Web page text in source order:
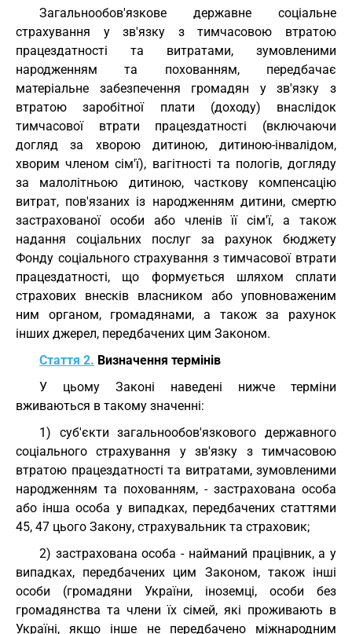
Загальнообов'язкове державне соціальне
страхування у зв'язку з тимчасовою втратою
працездатності та витратами, зумовленими
народженням та похованням, передбачає
матеріальне забезпечення громадян у зв'язку з
втратою заробітної плати (доходу) внаслідок
тимчасової втрати працездатності (включаючи
догляд за хворою дитиною, дитиною-інвалідом,
хворим членом сім'ї), вагітності та пологів, догляду
за малолітньою дитиною, часткову компенсацію
витрат, пов'язаних із народженням дитини, смертю
застрахованої особи або членів її сім'ї, а також
надання соціальних послуг за рахунок бюджету
Фонду соціального страхування з тимчасової втрати
працездатності, що формується шляхом сплати
страхових внесків власником або уповноваженим
ним органом, громадянами, а також за рахунок
інших джерел, передбачених цим Законом.
Стаття 2. Визначення термінів
У цьому Законі наведені нижче терміни
вживаються в такому значенні:
1) суб'єкти загальнообов'язкового державного
соціального страхування у зв'язку з тимчасовою
втратою працездатності та витратами, зумовленими
народженням та похованням, - застрахована особа
або інша особа у випадках, передбачених статтями
45, 47 цього Закону, страхувальник та страховик;
2) застрахована особа - найманий працівник, а у
випадках, передбачених цим Законом, також інші
особи (громадяни України, іноземці, особи без
громадянства та члени їх сімей, які проживають в
Україні, якщо інше не передбачено міжнародним